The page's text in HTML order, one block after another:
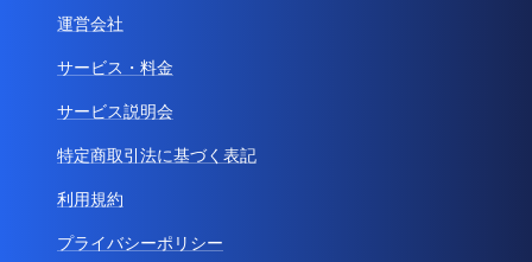
運営会社
サービス・料金
サービス説明会
特定商取引法に基づく表記
利用規約
プライバシーポリシー